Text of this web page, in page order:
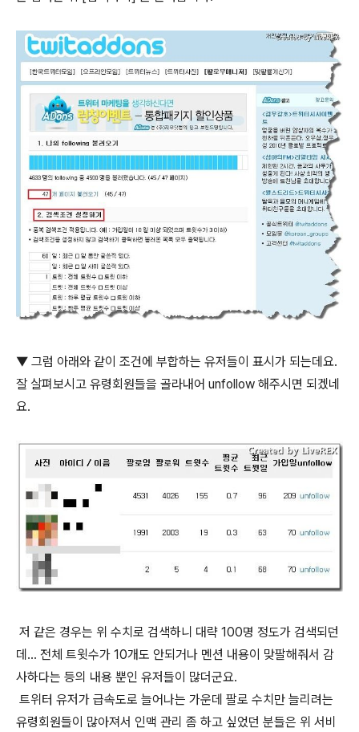
▼ 그럼 아래와 같이 조건에 부합하는 유저들이 표시가 되는데요.
잘 살펴보시고 유령회원들을 골라내어 unfollow 해주시면 되겠네
요.
저 같은 경우는 위 수치로 검색하니 대략 100명 정도가 검색되던
데... 전체 트윗수가 10개도 안되거나 멘션 내용이 맞팔해줘서 감
사하다는 등의 내용 뿐인 유저들이 많더군요.
트위터 유저가 급속도로 늘어나는 가운데 팔로 수치만 늘리려는
유령회원들이 많아져서 인맥 관리 좀 하고 싶었던 분들은 위 서비